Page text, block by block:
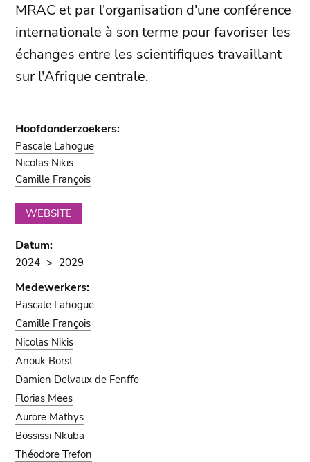
MRAC et par l'organisation d'une conférence
internationale à son terme pour favoriser les
échanges entre les scientifiques travaillant
sur l'Afrique centrale.
Hoofdonderzoekers:
Pascale Lahogue
Nicolas Nikis
Camille François
WEBSITE
Datum:
2024 2029
Medewerkers:
Pascale Lahogue
Camille François
Nicolas Nikis
Anouk Borst
Damien Delvaux de Fenffe
Florias Mees
Aurore Mathys
Bossissi Nkuba
Théodore Trefon